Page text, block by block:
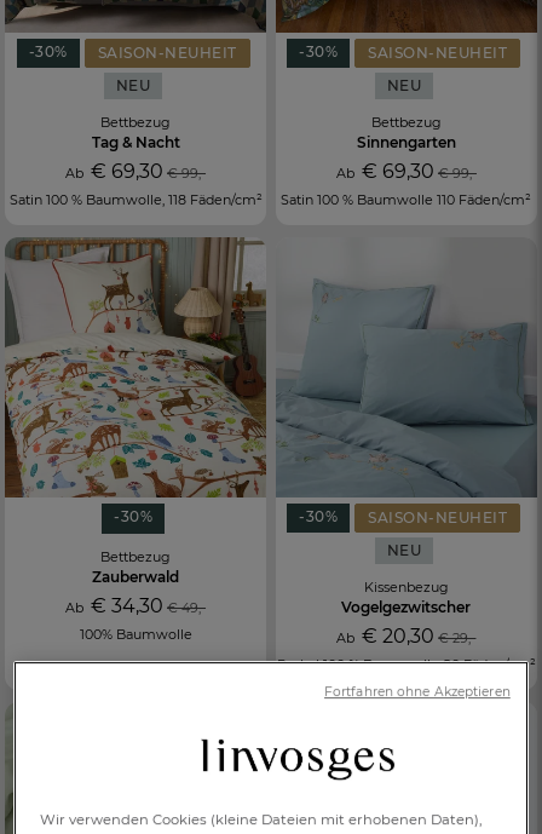
-30%
SAISON-NEUHEIT
NEU
Bettbezug
Tag & Nacht
Ab€ 69,30 € 99,-
Satin 100 % Baumwolle, 118 Fäden/cm²
-30%
SAISON-NEUHEIT
NEU
Bettbezug
Sinnengarten
Ab € 69,30 € 99,-
Satin 100 % Baumwolle 110 Fäden/cm²
-30%
Bettbezug
Zauberwald
Ab€ 34,30 € 49,-
100% Baumwolle
-30%
SAISON-NEUHEIT
NEU
Kissenbezug
Vogelgezwitscher
Ab€ 20,30 € 29,-
Perkal 100 % Baumwolle 80 Fäden/cm²
Wir verwenden Cookies (kleine Dateien mit erhobenen Daten),
Fortfahren ohne Akzeptieren